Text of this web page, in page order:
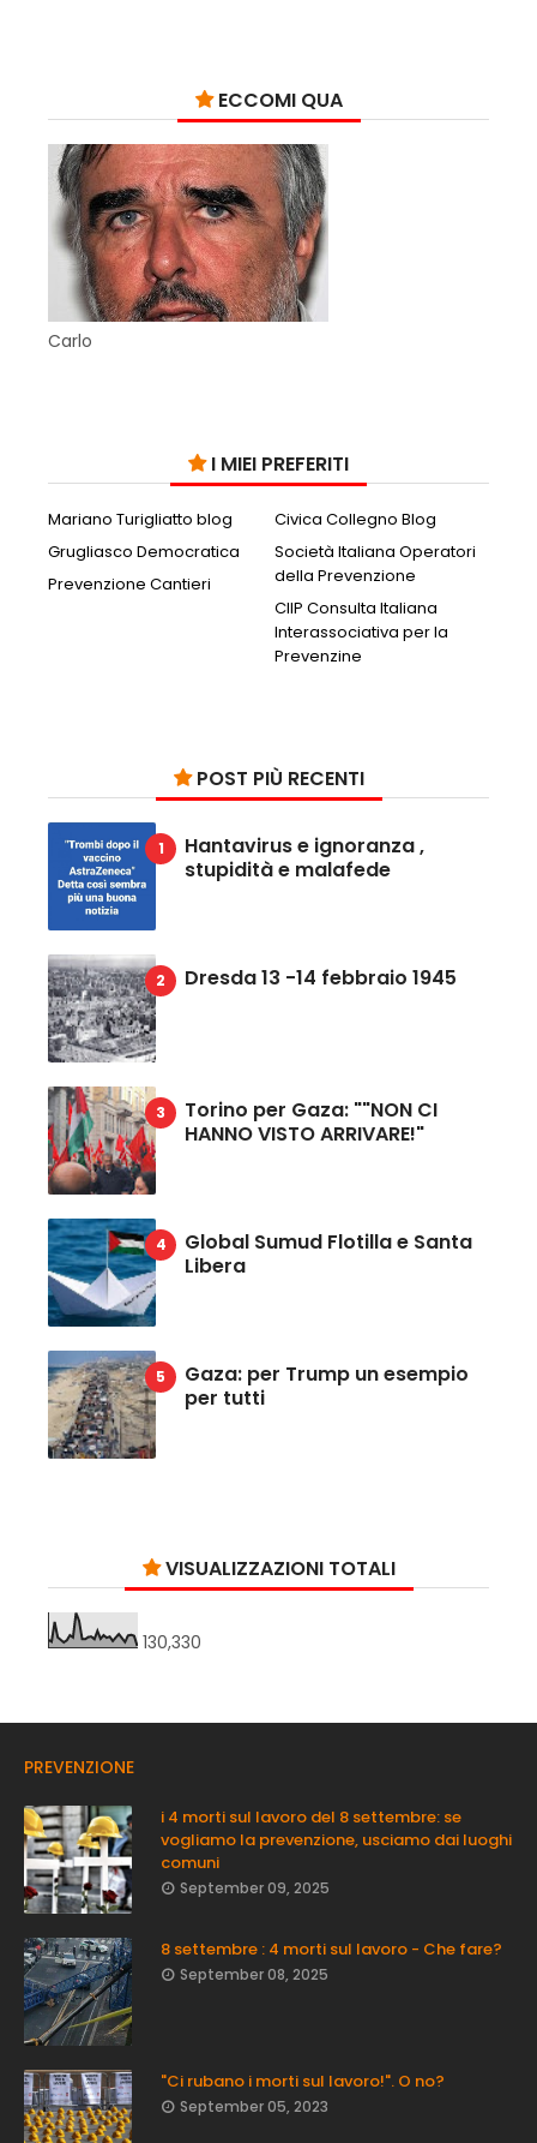
ECCOMI QUA
Carlo
I MIEI PREFERITI
Mariano Turigliatto blog
Civica Collegno Blog
Grugliasco Democratica
Società Italiana Operatori
della Prevenzione
Prevenzione Cantieri
CIIP Consulta Italiana
Interassociativa per la
Prevenzine
POST PIÙ RECENTI
Hantavirus e ignoranza ,
stupidità e malafede
Dresda 13 -14 febbraio 1945
Torino per Gaza: ""NON CI
HANNO VISTO ARRIVARE!"
Global Sumud Flotilla e Santa
Libera
Gaza: per Trump un esempio
per tutti
VISUALIZZAZIONI TOTALI
130,330
PREVENZIONE
i 4 morti sul lavoro del 8 settembre: se
vogliamo la prevenzione, usciamo dai luoghi
comuni
September 09, 2025
8 settembre : 4 morti sul lavoro - Che fare?
September 08, 2025
"Ci rubano i morti sul lavoro!". O no?
September 05, 2023